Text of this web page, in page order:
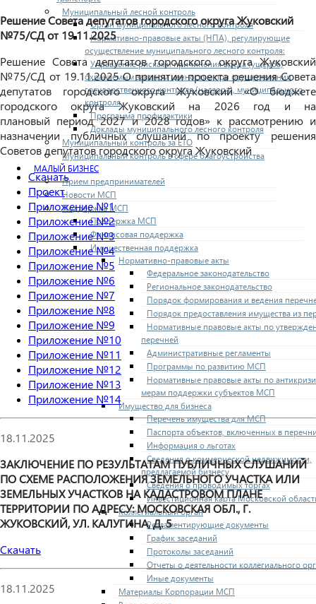
Муниципальный лесной контроль
Орган муниципального лесного контроля
Нормативно-правовые акты (НПА), регулирующие
осуществление муниципального лесного контроля:
Управление рисками причинения вреда (ущерба)
охраняемым законом ценностям при осуществлении
государственного контроля (надзора), муниципального
контроля
Программа профилактики
Доклады муниципального лесного контроля
Муниципальный контроль за ЕТО
Муниципальный контроль в сфере благоустройства
МАЛЫЙ БИЗНЕС
Прием предпринимателей
Новости МСП
Поддержка МСП
Поддержка МСП
Финансовая поддержка
Имущественная поддержка
Нормативно-правовые акты
Федеральное законодательство
Региональное законодательство
Порядок формирования и ведения
Порядок предоставления имущества из
Нормативные правовые акты по
перечней
Административные регламенты
Программы по развитию МСП
Нормативные правовые акты по
мерам поддержки субъектов МСП
Имущество для бизнеса
Перечень имущества для МСП
Паспорта объектов, включенных в
Информация о льготах
Сведения о коммерческой недвижимости,
предлагаемой бизнесу
Сведения о проводимых торгах
Инвестиционная карта Московской
Коллегиальный орган
Регламентирующие документы
График заседаний
Протоколы заседаний
Отчеты о деятельности коллегиального
Иные документы
Материалы Корпорации МСП
Решение Совета депутатов городского округа Жуковский
№75/СД от 19.11.2025
Решение Совета депутатов городского округа Жуковский
№75/СД от 19.11.2025 О принятии проекта решения Совета
депутатов городского округа Жуковский «О бюджете
городского округаЖуковский на 2026 год и на
плановый период 2027 и 2028 годов» к рассмотрению и
назначении публичных слушаний по проекту решения
Советов депутатов городского округа Жуковский
Скачать
Проект
Приложение №1
Приложение №2
Приложение №3
Приложение №4
Приложение №5
Приложение №6
Приложение №7
Приложение №8
Приложение №9
Приложение №10
Приложение №11
Приложение №12
Приложение №13
Приложение №14
18.11.2025
ЗАКЛЮЧЕНИЕ ПО РЕЗУЛЬТАТАМ ПУБЛИЧНЫХ СЛУШАНИЙ
ПО СХЕМЕ РАСПОЛОЖЕНИЯ ЗЕМЕЛЬНОГО УЧАСТКА ИЛИ
ЗЕМЕЛЬНЫХ УЧАСТКОВ НА КАДАСТРОВОМ ПЛАНЕ
ТЕРРИТОРИИ ПО АДРЕСУ: МОСКОВСКАЯ ОБЛ., Г.
ЖУКОВСКИЙ, УЛ. КАЛУГИНА, Д. 5
Скачать
18.11.2025